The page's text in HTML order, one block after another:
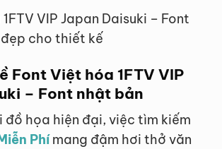
VIP Japan Daisuki – Font
cho thiết kế
Font Việt hóa 1FTV VIP
– Font nhật bản
đồ họa hiện đại, việc tìm kiếm
Phímang đậm hơi thở văn